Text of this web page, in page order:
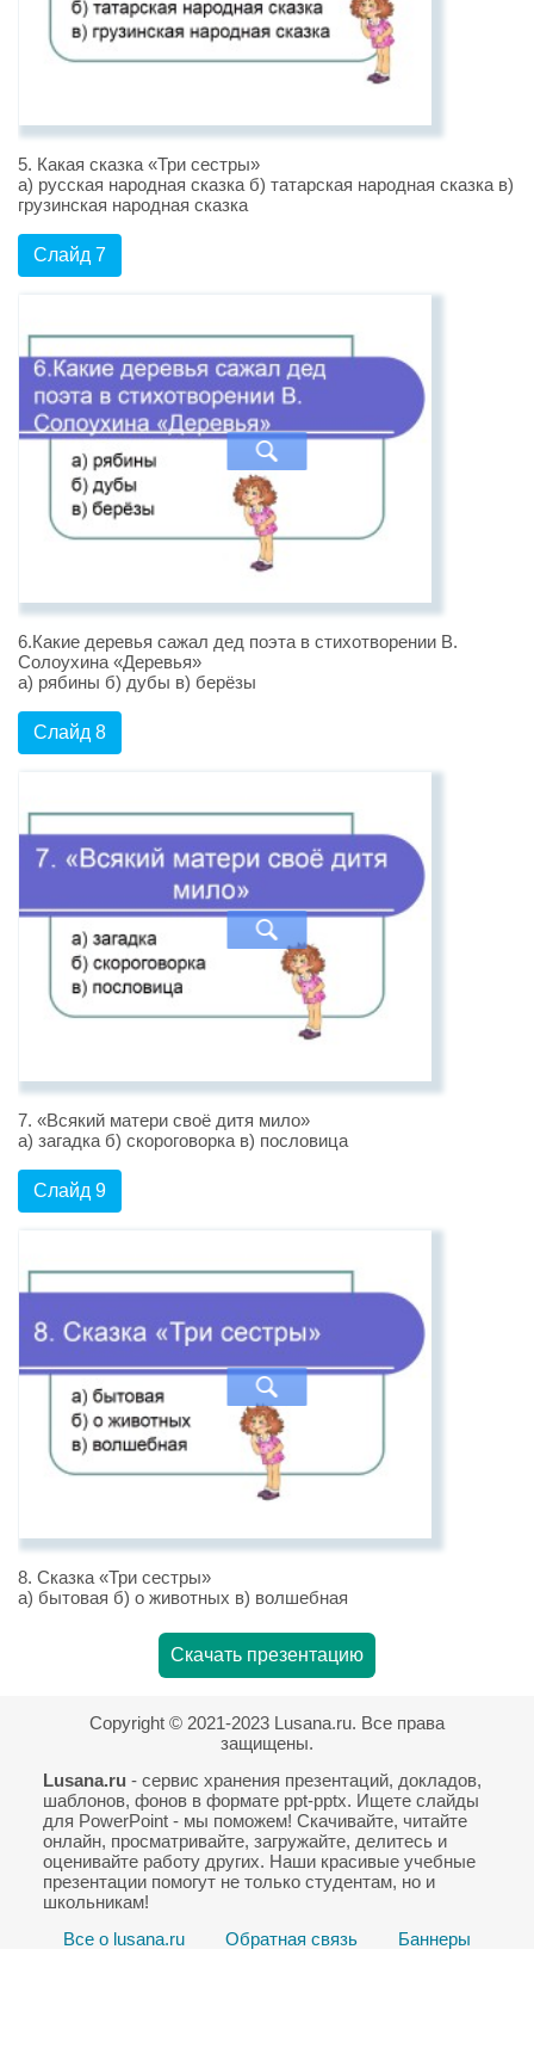
5. Какая сказка «Три сестры»
а) русская народная сказка б) татарская народная сказка в)
грузинская народная сказка
Слайд 7
6.Какие деревья сажал дед поэта в стихотворении В.
Солоухина «Деревья»
а) рябины б) дубы в) берёзы
Слайд 8
7. «Всякий матери своё дитя мило»
а) загадка б) скороговорка в) пословица
Слайд 9
8. Сказка «Три сестры»
а) бытовая б) о животных в) волшебная
Скачать презентацию
Copyright © 2021-2023 Lusana.ru. Все права
защищены.
Lusana.ru - сервис хранения презентаций, докладов,
шаблонов, фонов в формате ppt-pptx. Ищете слайды
для PowerPoint - мы поможем! Скачивайте, читайте
онлайн, просматривайте, загружайте, делитесь и
оценивайте работу других. Наши красивые учебные
презентации помогут не только студентам, но и
школьникам!
Все о lusana.ru
Обратная связь Баннеры